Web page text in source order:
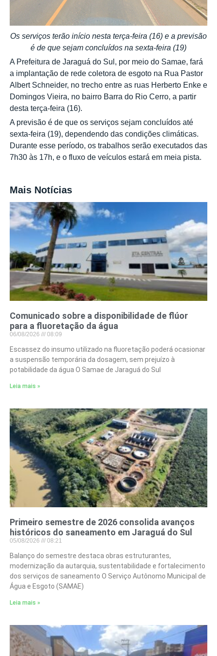
Os serviços terão início nesta terça-feira (16) e a previsão
é de que sejam concluídos na sexta-feira (19)
A Prefeitura de Jaraguá do Sul, por meio do Samae, fará
a implantação de rede coletora de esgoto na Rua Pastor
Albert Schneider, no trecho entre as ruas Herberto Enke e
Domingos Vieira, no bairro Barra do Rio Cerro, a partir
desta terça-feira (16).
A previsão é de que os serviços sejam concluídos até
sexta-feira (19), dependendo das condições climáticas.
Durante esse período, os trabalhos serão executados das
7h30 às 17h, e o fluxo de veículos estará em meia pista.
Mais Notícias
Comunicado sobre a disponibilidade de flúor
para a fluoretação da água
06/08/2026 08:09
Escassez do insumo utilizado na fluoretação poderá ocasionar
a suspensão temporária da dosagem, sem prejuízo à
potabilidade da água O Samae de Jaraguá do Sul
Leia mais »
Primeiro semestre de 2026 consolida avanços
históricos do saneamento em Jaraguá do Sul
05/08/2026 08:21
Balanço do semestre destaca obras estruturantes,
modernização da autarquia, sustentabilidade e fortalecimento
dos serviços de saneamento O Serviço Autônomo Municipal de
Água e Esgoto (SAMAE)
Leia mais »